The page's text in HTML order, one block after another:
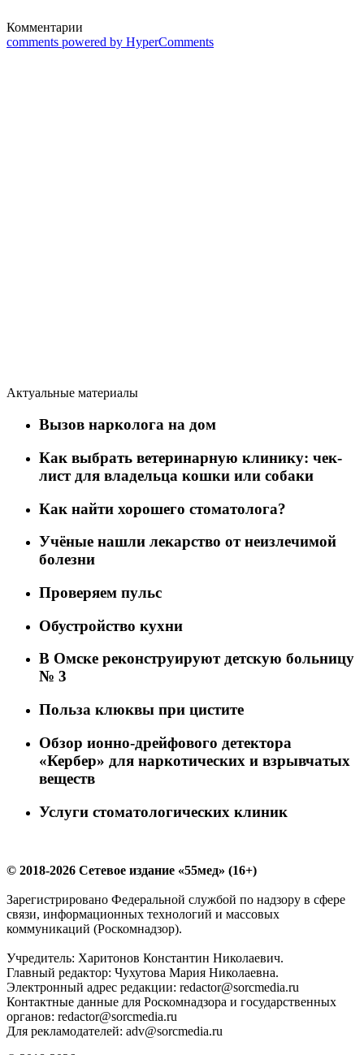
Комментарии
comments powered by HyperComments
Актуальные материалы
Вызов нарколога на дом
Как выбрать ветеринарную клинику: чек-
лист для владельца кошки или собаки
Как найти хорошего стоматолога?
Учёные нашли лекарство от неизлечимой
болезни
Проверяем пульс
Обустройство кухни
В Омске реконструируют детскую больницу
№ 3
Польза клюквы при цистите
Обзор ионно-дрейфового детектора
«Кербер» для наркотических и взрывчатых
веществ
Услуги стоматологических клиник
© 2018-2026 Сетевое издание «55мед» (16+)
Зарегистрировано Федеральной службой по надзору в сфере
связи, информационных технологий и массовых
коммуникаций (Роскомнадзор).
Учредитель: Харитонов Константин Николаевич.
Главный редактор: Чухутова Мария Николаевна.
Электронный адрес редакции: redactor@sorcmedia.ru
Контактные данные для Роскомнадзора и государственных
органов: redactor@sorcmedia.ru
Для рекламодателей: adv@sorcmedia.ru